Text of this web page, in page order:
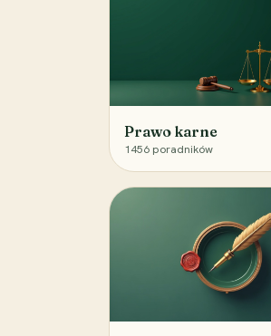
Prawo karne
1456 poradników